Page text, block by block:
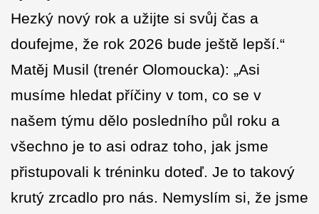
Hezký nový rok a užijte si svůj čas a
doufejme, že rok 2026 bude ještě lepší.“
Matěj Musil (trenér Olomoucka): „Asi
musíme hledat příčiny v tom, co se v
našem týmu dělo posledního půl roku a
všechno je to asi odraz toho, jak jsme
přistupovali k tréninku doteď. Je to takový
krutý zrcadlo pro nás. Nemyslím si, že jsme